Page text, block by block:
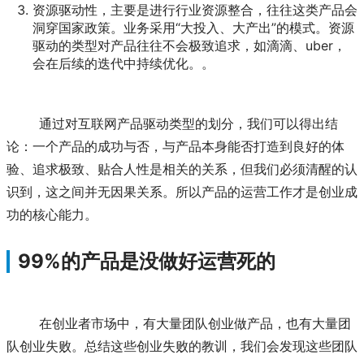
资源驱动性，主要是进行行业资源整合，往往这类产品会
洞穿国家政策。业务采用“大投入、大产出”的模式。资源
驱动的类型对产品往往不会极致追求，如滴滴、uber，
会在后续的迭代中持续优化。。
论：一个产品的成功与否，与产品本身能否打造到良好的体
验、追求极致、贴合人性是相关的关系，但我们必须清醒的认
识到，这之间并无因果关系。所以产品的运营工作才是创业成
功的核心能力。
99%的产品是没做好运营死的
队创业失败。总结这些创业失败的教训，我们会发现这些团队